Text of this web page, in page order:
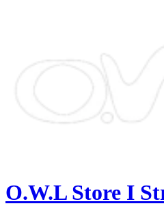
O.W.L Store I